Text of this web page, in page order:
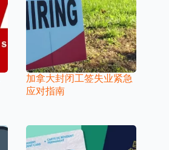
加拿大封闭工签失业紧急
应对指南